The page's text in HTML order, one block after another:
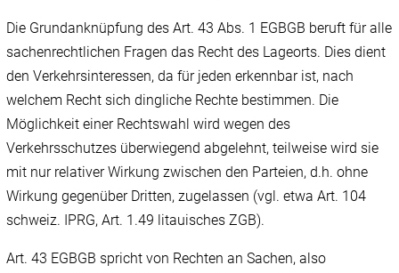
Die Grundanknüpfung des Art. 43 Abs. 1 EGBGB beruft für alle
sachenrechtlichen Fragen das Recht des Lageorts. Dies dient
den Verkehrsinteressen, da für jeden erkennbar ist, nach
welchem Recht sich dingliche Rechte bestimmen. Die
Möglichkeit einer Rechtswahl wird wegen des
Verkehrsschutzes überwiegend abgelehnt, teilweise wird sie
mit nur relativer Wirkung zwischen den Parteien, d.h. ohne
Wirkung gegenüber Dritten, zugelassen (vgl. etwa Art. 104
schweiz. IPRG, Art. 1.49 litauisches ZGB).
Art. 43 EGBGB spricht von Rechten an Sachen, also